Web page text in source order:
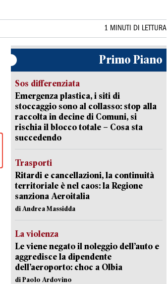
1 MINUTI DI LETTURA
Primo Piano
Sos differenziata
Emergenza plastica, i siti di
stoccaggio sono al collasso: stop alla
raccolta in decine di Comuni, si
rischia il blocco totale – Cosa sta
succedendo
Trasporti
Ritardi e cancellazioni, la continuità
territoriale è nel caos: la Regione
sanziona Aeroitalia
di Andrea Massidda
La violenza
Le viene negato il noleggio dell’auto e
aggredisce la dipendente
dell’aeroporto: choc a Olbia
di Paolo Ardovino